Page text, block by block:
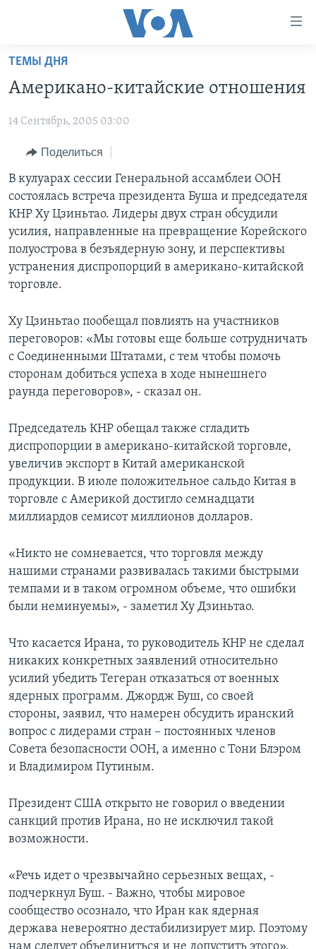
Перейти
основной
Перейти
навигации
Перейти
поиск
ПРОГРАММЫ
АМЕРИКА
НОВОСТИ ЗА МИНУТУ
ИТОГИ
ПОЧЕМУ ЭТО ВАЖНО?
ДИСКУССИЯ VOA
ДЕТАЛИ
ПРОЕКТЫ
УЧИМ АНГЛИЙСКИЙ
НАША АМЕРИКАНСКАЯ ИСТОРИЯ
А КАК В АМЕРИКЕ?
АРТЕФАКТЫ
АМЕРИКАНСКИЕ ГОРОДКИ
ЭКСПЕРТИЗА
ИНТЕРВЬЮ
ФАКТЫ ПРОТИВ ФЕЙКОВ
ЗА СВОБОДУ ПРЕССЫ
УЧИМ АНГЛИЙСКИЙ
ВИДЕО
Learning English
СОЦИАЛЬНЫЕ СЕТИ
Языки
ТЕМЫ ДНЯ
Американо-китайские отношения
14 Сентябрь, 2005 03:00
Поделиться
В кулуарах сессии Генеральной ассамблеи ООН
состоялась встреча президента Буша и председателя
КНР Ху Цзиньтао. Лидеры двух стран обсудили
усилия, направленные на превращение Корейского
полуострова в безъядерную зону, и перспективы
устранения диспропорций в американо-китайской
торговле.
Ху Цзиньтао пообещал повлиять на участников
переговоров: «Мы готовы еще больше сотрудничать
с Соединенными Штатами, с тем чтобы помочь
сторонам добиться успеха в ходе нынешнего
раунда переговоров», - сказал он.
Председатель КНР обещал также сгладить
диспропорции в американо-китайской торговле,
увеличив экспорт в Китай американской
продукции. В июле положительное сальдо Китая в
торговле с Америкой достигло семнадцати
миллиардов семисот миллионов долларов.
«Никто не сомневается, что торговля между
нашими странами развивалась такими быстрыми
темпами и в таком огромном объеме, что ошибки
были неминуемы», - заметил Ху Дзиньтао.
Что касается Ирана, то руководитель КНР не сделал
никаких конкретных заявлений относительно
усилий убедить Тегеран отказаться от военных
ядерных программ. Джордж Буш, со своей
стороны, заявил, что намерен обсудить иранский
вопрос с лидерами стран – постоянных членов
Совета безопасности ООН, а именно с Тони Блэром
и Владимиром Путиным.
Президент США открыто не говорил о введении
санкций против Ирана, но не исключил такой
возможности.
«Речь идет о чрезвычайно серьезных вещах, -
подчеркнул Буш. - Важно, чтобы мировое
сообщество осознало, что Иран как ядерная
держава невероятно дестабилизирует мир. Поэтому